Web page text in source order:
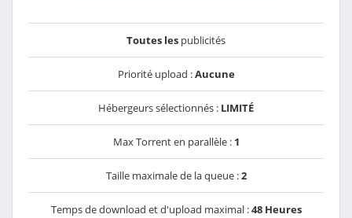
Toutes les publicités
Priorité upload :Aucune
Hébergeurs sélectionnés : LIMITÉ
Max Torrent en parallèle : 1
Taille maximale de la queue :2
Temps de download et d'upload maximal :48 Heures